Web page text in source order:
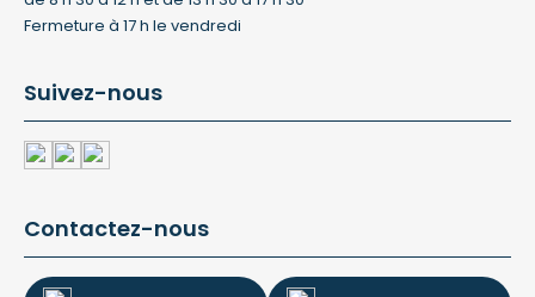
Fermeture à 17 h le vendredi
Suivez-nous
Contactez-nous